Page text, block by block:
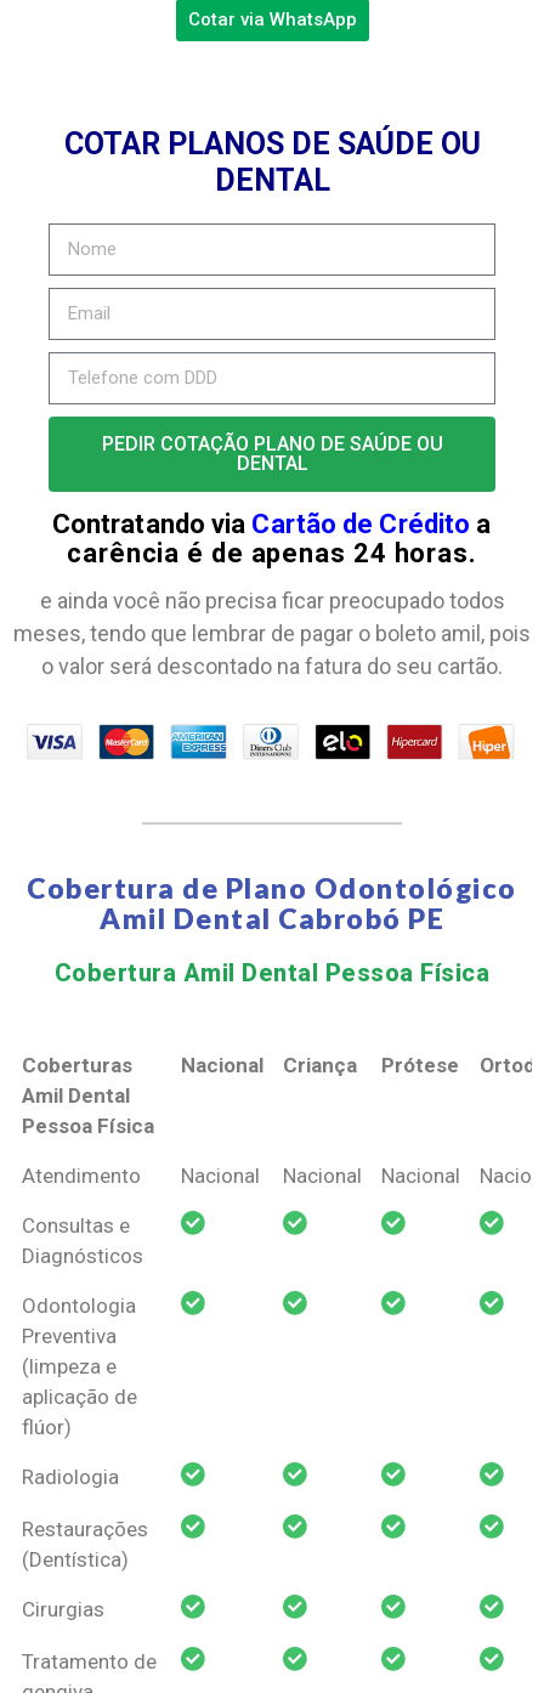
Cotar via WhatsApp
COTAR PLANOS DE SAÚDE OU
DENTAL
PEDIR COTAÇÃO PLANO DE SAÚDE OU
DENTAL
Contratando via Cartão de Crédito a
carência é de apenas 24 horas.
e ainda você não precisa ficar preocupado todos
meses, tendo que lembrar de pagar o boleto amil, pois
o valor será descontado na fatura do seu cartão.
Cobertura de Plano Odontológico
Amil Dental Cabrobó PE
Cobertura Amil Dental Pessoa Física​
Coberturas
Amil Dental
Pessoa Física
Nacional Criança Prótese
Coberturas
Pessoa Física
Nacional Criança Prótese
Atendimento Nacional Nacional Nacional
Consultas e
Diagnósticos
Odontologia
Preventiva
(limpeza e
aplicação de
flúor)
Radiologia
Restaurações
(Dentística)
Cirurgias
Tratamento de